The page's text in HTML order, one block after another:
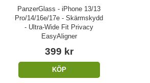
PanzerGlass - iPhone 13/13
Pro/14/16e/17e - Skärmskydd
- Ultra-Wide Fit Privacy
EasyAligner
399 kr
KÖP